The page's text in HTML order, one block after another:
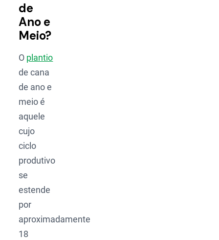
de
Ano e
Meio?
O plantio
de cana
de ano e
meio é
aquele
cujo
ciclo
produtivo
se
estende
por
aproximadamente
18